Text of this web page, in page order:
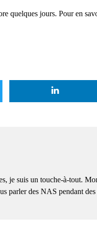
quelques jours. Pour en
je suis un touche-à-tout.
parler des NAS pendant des